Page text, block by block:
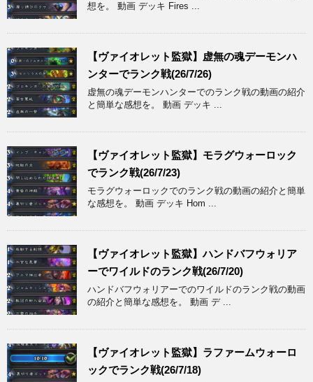
想を。 動画 デッキ Fires ...
【ヴァイオレット監獄】虚無の魂デーモンハ
ンターでランク戦(26/7/26)
虚無の魂デーモンハンターでのランク戦の動画の紹介
と簡単な感想を。 動画 デッキ ...
【ヴァイオレット監獄】モラグウォーロック
でランク戦(26/7/23)
モラグウォーロックでのランク戦の動画の紹介と簡単
な感想を。 動画 デッキ Hom ...
【ヴァイオレット監獄】ハンドバフウォリア
ーでワイルドのランク戦(26/7/20)
ハンドバフウォリアーでのワイルドのランク戦の動画
の紹介と簡単な感想を。 動画 デ ...
【ヴァイオレット監獄】ラファームウォーロ
ックでランク戦(26/7/18)